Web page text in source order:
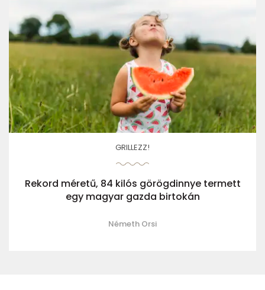
GRILLEZZ!
Rekord méretű, 84 kilós görögdinnye termett
egy magyar gazda birtokán
Németh Orsi